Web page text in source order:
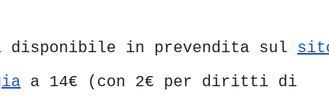
in prevendita sul
a 14€ (con 2€ per diritti di